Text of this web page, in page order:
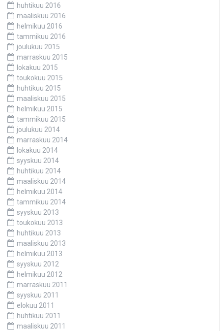
huhtikuu 2016
maaliskuu 2016
helmikuu 2016
tammikuu 2016
joulukuu 2015
marraskuu 2015
lokakuu 2015
toukokuu 2015
huhtikuu 2015
maaliskuu 2015
helmikuu 2015
tammikuu 2015
joulukuu 2014
marraskuu 2014
lokakuu 2014
syyskuu 2014
huhtikuu 2014
maaliskuu 2014
helmikuu 2014
tammikuu 2014
syyskuu 2013
toukokuu 2013
huhtikuu 2013
maaliskuu 2013
helmikuu 2013
syyskuu 2012
helmikuu 2012
marraskuu 2011
syyskuu 2011
elokuu 2011
huhtikuu 2011
maaliskuu 2011